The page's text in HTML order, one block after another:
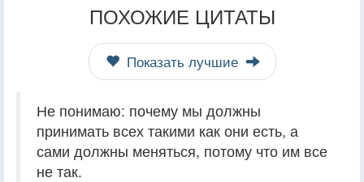
ПОХОЖИЕ ЦИТАТЫ
Показать лучшие
Не понимаю: почему мы должны
принимать всех такими как они есть, а
сами должны меняться, потому что им все
не так.